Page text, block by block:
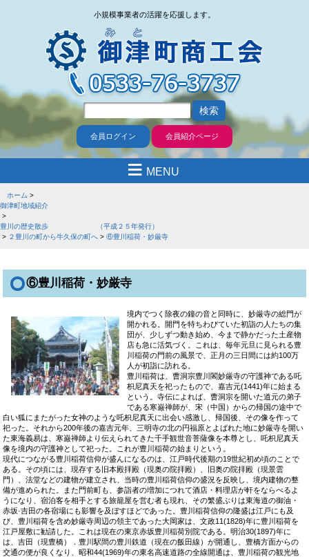
小規模事業者の活躍を応援します。
会員ログイン 会員紹介ページ
≡ MENU
ホーム
御津町地域紹介
豊川の歴史散歩 （平成２５年発行）
２豊川の町から牛久保の町へ
⑥豊川稲荷・妙厳寺
⑥豊川稲荷・妙厳寺
境内でつく除夜の鐘の音と同時に、妙厳寺の総門が
開かれる。開門を特ちわびていた初詣の人たちの集
団が、少しずつ動き始め、今まで静かだった土産物
店も急に活気づく。これは、毎年元旦に見られる豊
川稲荷の門前の風景で、正月の三日間には約100万
人が初詣に訪れる。
豊川稲荷は、曹洞宗豊川閣妙厳寺の守護神である吒
枳尼真天を祀ったもので、嘉吉元(1441)年に始まる
という。寺伝によれば、曹洞宗を開いた道元の弟子
である寒巌禅師が、宋（中国）からの帰国の途中で
白い狐にまたがった女神のような吒枳尼真天に出会い感激し、帰国後、その像を作って
祀った。それから200年後の嘉吉元年、三明寺の北の円福原とよばれた地に妙厳寺を開い
た東海義易は、寒巌禅師より伝えられてきた千手観世音菩薩像を本尊とし、吒枳尼真天
像を境内の守護神として祀った。これが豊川稲荷の始まりという。
現代につながる豊川稲荷信仰が盛んになるのは、江戸時代後期の19世紀初め頃のことで
ある。その頃には、現存する旧本殿拝殿（現奥の院拝殿）、旧奥の院拝殿（現景雲
門）、法堂などの建物が建立され、当時の豊川稲荷信仰の盛況を反映し、境内建物の整
備が進められた。また門前町も、参詣者の増加につれて酒店・料理店が軒をならべるよ
うになり、宿泊客を相手とする旅籠屋を営む者も現れ、その繁盛ぶりは東海道の御油・
赤坂·吉田の各宿場にも影響を及ぼすほどであった。豊川稲荷信仰の隆盛は江戸にも及
び、豊川稲荷を含め妙厳寺周辺の領主であった大岡家は、文政11(1828)年に豊川稲荷を
江戸屋敷に勧請した。これは現在の東京赤坂豊川稲荷別院である。明治30(1897)年に
は、吉田（現豊橋）．豊川駅間の豊川鉄道（現在の飯田線）が開通し、豊橋方面からの
交通の便が良くなり、昭和44(1969)年の東名高速道路の全線開通は、豊川稲荷の観光地